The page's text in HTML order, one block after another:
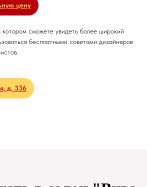
цену
сможете увидеть более широкий
бесплатными советами дизайнеров
д. 336